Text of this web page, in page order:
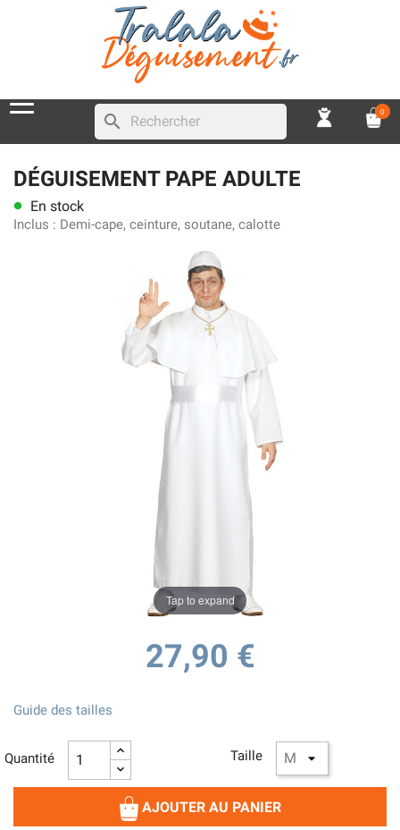
search 0
DÉGUISEMENT PAPE ADULTE
lens En stock
Inclus : Demi-cape, ceinture, soutane, calotte
Tap to expand
27,90 €
Taille
Guide des tailles
Quantité
AJOUTER AU PANIER